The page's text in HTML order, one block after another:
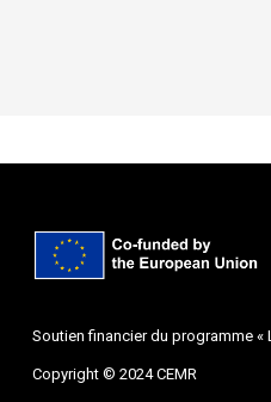
Soutien financier du programme «
Copyright © 2024 CEMR